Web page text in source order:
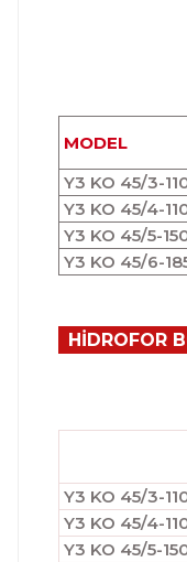
MODEL
Y3 KO 45/3-
Y3 KO 45/4-
Y3 KO 45/5-
Y3 KO 45/6-
HİDROFOR
Y3 KO 45/3-
Y3 KO 45/4-
Y3 KO 45/5-